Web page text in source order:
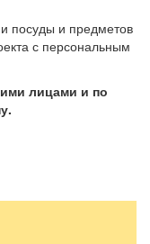
посуды и предметов
с персональным
лицами и по